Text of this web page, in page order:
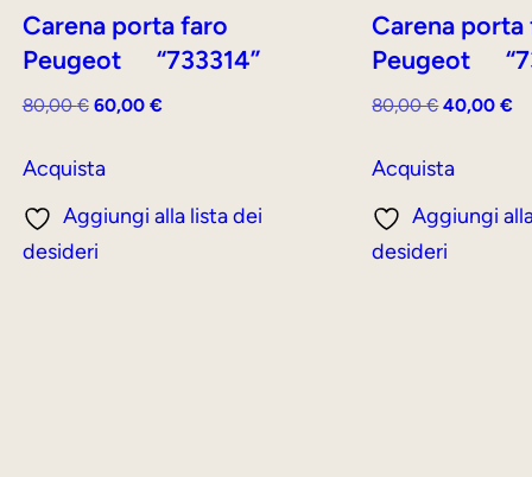
Carena porta faro
Peugeot “733314”
80,00€ Il
originale
80,00 €.
60,00 €Il
60,00 €.
Acquista
Aggiungi alla lista dei
desideri
Carena
Peugeot
80,00€Il
originale
80,00 €.
40,00€Il
Acquista
Aggiungi
desideri